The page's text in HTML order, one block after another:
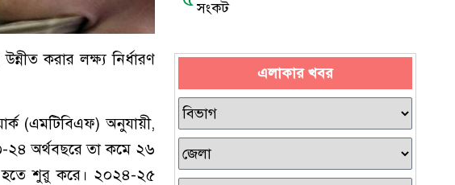
করার লক্ষ্য নির্ধারণ
(এমটিবিএফ) অনুযায়ী,
২৪ অর্থবছরে তা কমে ২৬
হতে শুরু করে। ২০২৪-২৫
সংকট
এলাকার খবর